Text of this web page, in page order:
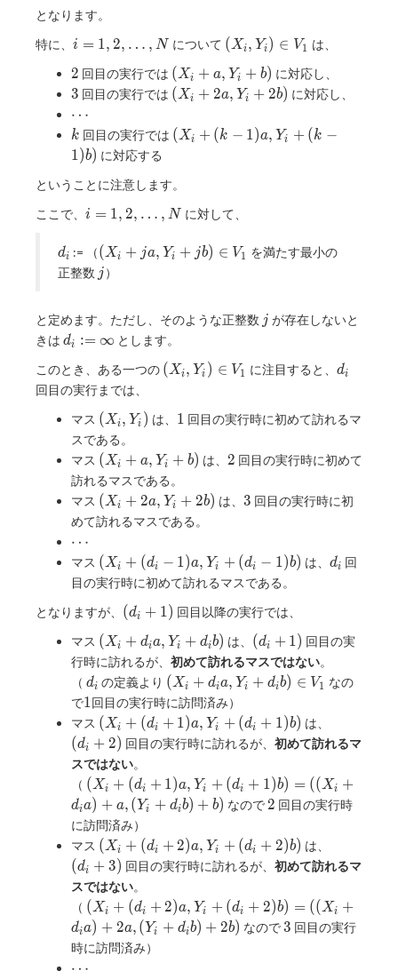
Y_N+
\rbrace
(k-
(X_2 +
(k-1)a,
Y_2 +
(k-
1)b),
\ldots,
(X_N
1)a,
Y_N+
\rbrace
となります。
特に、 i = 1,
\ldots,
N
i = 1, 2, … , N について (X_i,
\in
V_1
(Xi , Yi ) ∈ V1 は、
2
2 回目の実行では (X_i
+ a,
Y_i
+ b)
(Xi + a, Yi + b) に対応し、
3
3 回目の実行では (X_i
2a,
Y_i
(Xi + 2a, Yi + 2b) に対応し、
\cdots
⋯
k
k 回目の実行では (X_i
1)a,
Y_i
+
1)b)
(Xi + (k − 1)a, Yi + (k −
1)b) に対応する
ということに注意します。
ここで、 i = 1,
\ldots,
N
i = 1, 2, … , N に対して、
d_i
di := （(X_i+ja,
Y_i+jb)
(Xi + ja, Yi + jb) ∈ V1 を満たす最小の
正整数 jj）
と定めます。ただし、そのような正整数 jj が存在しないと
きは d_i
\infty
di := ∞ とします。
このとき、ある一つの (X_i,
V_1
(Xi, Yi ) ∈ V1 に注目すると、d_i
di
回目の実行までは、
マス (X_i,
Y_i)
(Xi, Yi ) は、 1
1 回目の実行時に初めて訪れるマ
スである。
マス (X_i
+ a,
Y_i
+ b)
(Xi + a, Yi + b) は、 2
2 回目の実行時に初めて
訪れるマスである。
マス (X_i
+
Y_i
+
2b)
(Xi + 2a, Yi + 2b) は、 3
3 回目の実行時に初
めて訪れるマスである。
\cdots
⋯
マス (X_i
+
1)a,
Y_i
+
(d_i-
1)b)
(Xi + (di − 1)a, Yi + (di − 1)b) は、 d_i
di 回
目の実行時に初めて訪れるマスである。
となりますが、 (d_i+1)
(di + 1) 回目以降の実行では、
マス (X_i
+
d_ia,
Y_i
+
d_ib)
(Xi + dia, Yi + dib) は、 (d_i+1)
(di + 1) 回目の実
行時に訪れるが、 初めて訪れるマスではない。
（ d_i
di の定義より (X_i
+
d_ia,
Y_i
+
\in
V_1
(Xi + dia, Yi + dib) ∈ V1 なの
で1
1回目の実行時に訪問済み）
マス (X_i +
(d_i+1)a,
Y_i +
(d_i+1)b)
(Xi + (di + 1)a, Yi + (di + 1)b) は、
(di + 2) 回目の実行時に訪れるが、 初めて訪れるマ
スではない。
（ (X_i +
(d_i+1)a,
Y_i +
(d_i+1)b) =
((X_i+d_ia)
+ a,
(Y_i+d_ib)
+ b)
(Xi + (di + 1)a, Yi + (di + 1)b) = ((Xi +
dia) + a, (Yi + dib) + b) なので 2
2 回目の実行時
に訪問済み）
マス (X_i +
(d_i+2)a,
Y_i +
(d_i+2)b)
(Xi + (di +2)a, Yi + (di + 2)b) は、
(di + 3) 回目の実行時に訪れるが、 初めて訪れるマ
スではない。
（ (X_i +
(d_i+2)a,
Y_i +
(d_i+2)b) =
(Xi + (di +2)a, Yi + (di + 2)b) = ((Xi +
dia) + 2a, (Yi + dib) + 2b) なので3
3 回目の実行
時に訪問済み）
\cdots
⋯